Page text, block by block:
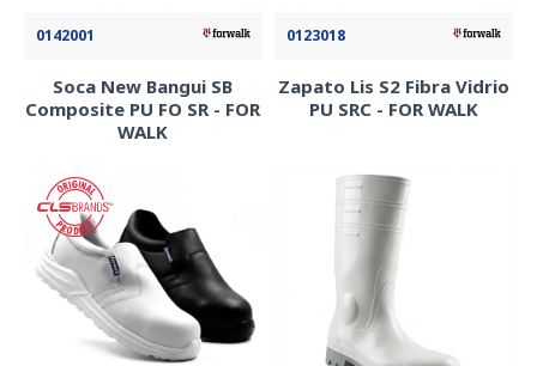
0142001
Soca New Bangui SB
Composite PU FO SR - FOR
WALK
0123018
Zapato Lis S2 Fibra Vidrio
PU SRC - FOR WALK